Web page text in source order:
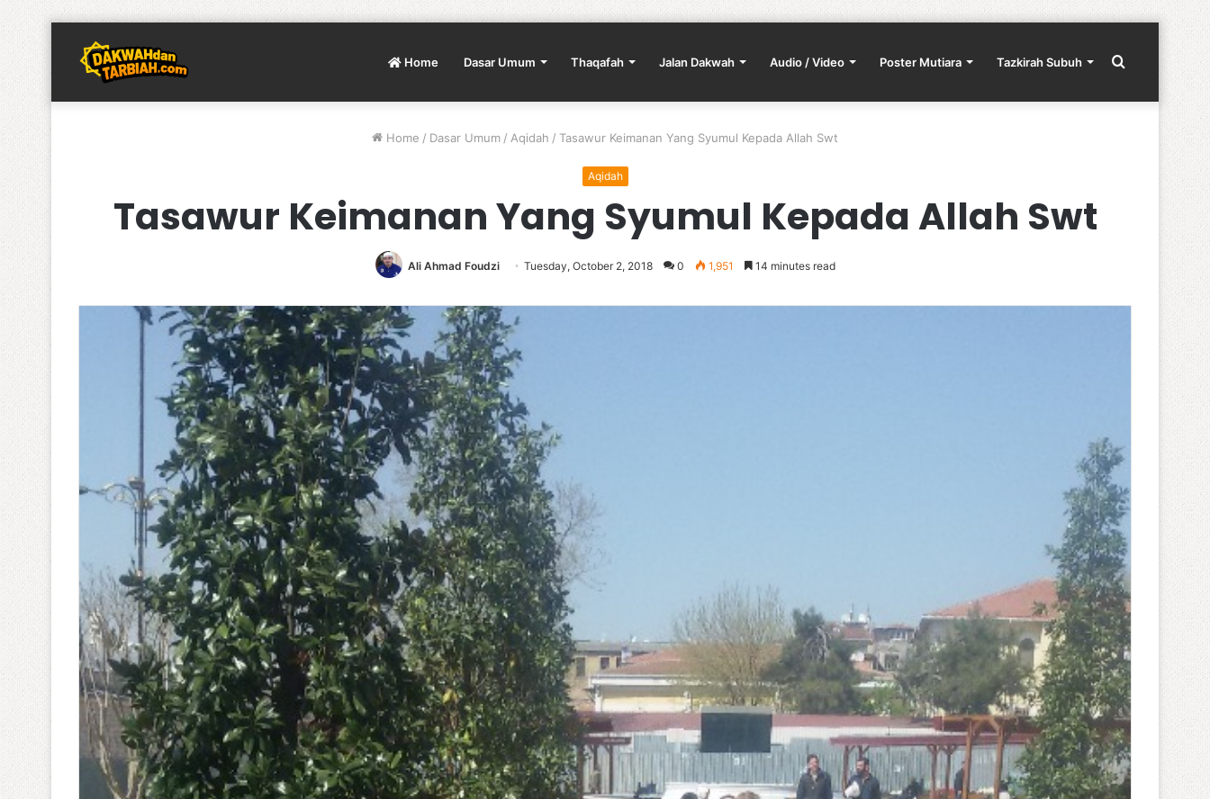
Home Dasar Umum Thaqafah Jalan Dakwah Audio / Video Poster Mutiara Tazkirah Subuh Search
Home / Dasar Umum / Aqidah / Tasawur Keimanan Yang Syumul Kepada Allah Swt
Aqidah
Tasawur Keimanan Yang Syumul Kepada Allah Swt
Ali Ahmad Foudzi Tuesday, October 2, 2018 0 1,951 14 minutes read